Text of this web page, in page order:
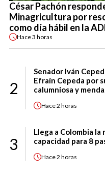
César Pachón
Minagricultura por
como día hábil en la
Hace3 horas
2
Senador Iván
Efraín Cepeda por
calumniosa y
Hace2 horas
3
Llega a Colombia
capacidad para 8
Hace2 horas